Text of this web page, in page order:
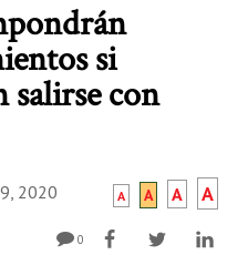
si
salirse con
2020 A A A A
0